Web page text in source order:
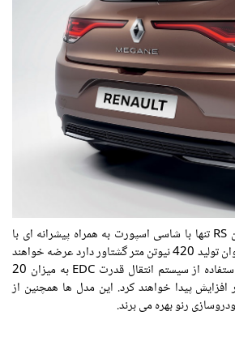
مدل های سال 2020 مگان RS تنها با شاسی اسپورت به همراه پیشرانه ای با
قدرت 296 اسب بخار که توان تولید 420 نیوتن متر گشتاور دارد عرضه خواهند
شد. این اعداد در صورت استفاده از سیستم انتقال قدرت EDC به میزان 20
رنو بهره می برند.